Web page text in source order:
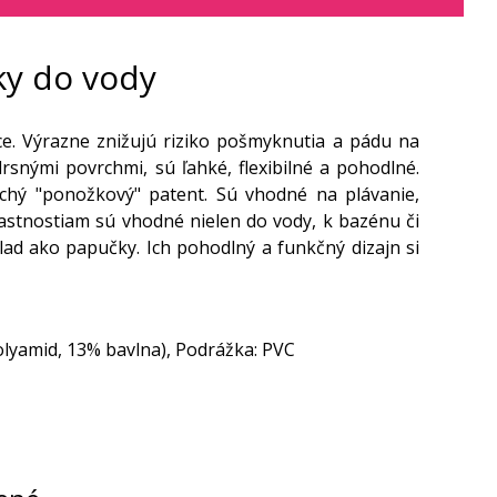
do vody
Výrazne znižujú riziko pošmyknutia a pádu na
povrchmi, sú ľahké, flexibilné a pohodlné.
"ponožkový" patent. Sú vhodné na plávanie,
sú vhodné nielen do vody, k bazénu či
ako papučky. Ich pohodlný a funkčný dizajn si
13% bavlna), Podrážka: PVC